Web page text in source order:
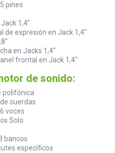
pines
1,4"
de expresión en Jack 1,4"
en Jacks 1,4"
frontal en Jack 1,4"
de sonido:
polifónica
cuerdas
voces
Solo
bancos
específicos